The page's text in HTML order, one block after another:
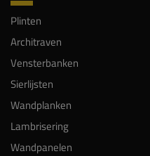
Plinten
Architraven
Vensterbanken
Sierlijsten
Wandplanken
Lambrisering
Wandpanelen